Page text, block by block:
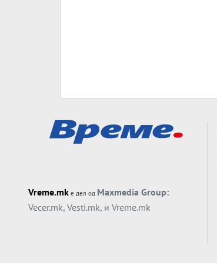
Vreme.mk е дел од Maxmedia Group:
Vecer.mk, Vesti.mk, и Vreme.mk